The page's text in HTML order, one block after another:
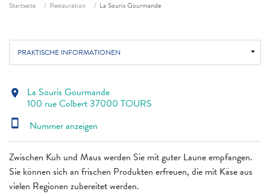
Startseite Restauration La Souris Gourmande
PRAKTISCHE INFORMATIONEN
Zwischen Kuh und Maus werden Sie mit guter Laune empfangen.
Sie können sich an frischen Produkten erfreuen, die mit Käse aus
vielen Regionen zubereitet werden.
location_on La Souris Gourmande
100 rue Colbert 37000 TOURS
smartphone Nummer anzeigen